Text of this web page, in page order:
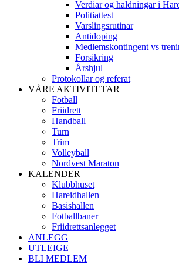
Verdiar og haldningar i
Politiattest
Varslingsrutinar
Antidoping
Medlemskontingent vs
Forsikring
Årshjul
Protokollar og referat
VÅRE AKTIVITETAR
Fotball
Friidrett
Handball
Turn
Trim
Volleyball
Nordvest Maraton
KALENDER
Klubbhuset
Hareidhallen
Basishallen
Fotballbaner
Friidrettsanlegget
ANLEGG
UTLEIGE
BLI MEDLEM